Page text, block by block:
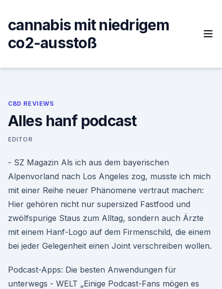
content
cannabis mit niedrigem
co2-ausstoß
CBD REVIEWS
Alles hanf podcast
EDITOR
- SZ Magazin Als ich aus dem bayerischen
Alpenvorland nach Los Angeles zog, musste ich mich
mit einer Reihe neuer Phänomene vertraut machen:
Hier gehören nicht nur supersized Fastfood und
zwölfspurige Staus zum Alltag, sondern auch Ärzte
mit einem Hanf-Logo auf dem Firmenschild, die einem
bei jeder Gelegenheit einen Joint verschreiben wollen.
Podcast-Apps: Die besten Anwendungen für
unterwegs - WELT „Einige Podcast-Fans mögen es